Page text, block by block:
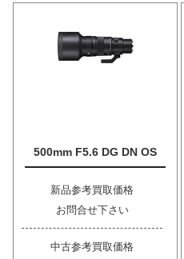
500mm F5.6 DG DN OS
新品参考買取価格
お問合せ下さい
中古参考買取価格